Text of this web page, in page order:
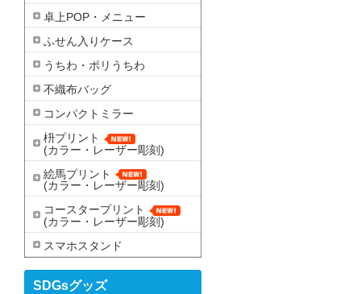
卓上POP・メニュー
ふせん入りケース
うちわ・ポリうちわ
不織布バッグ
コンパクトミラー
枡プリント
(カラー・レーザー彫刻)
絵馬プリント
(カラー・レーザー彫刻)
コースタープリント
(カラー・レーザー彫刻)
スマホスタンド
SDGsグッズ